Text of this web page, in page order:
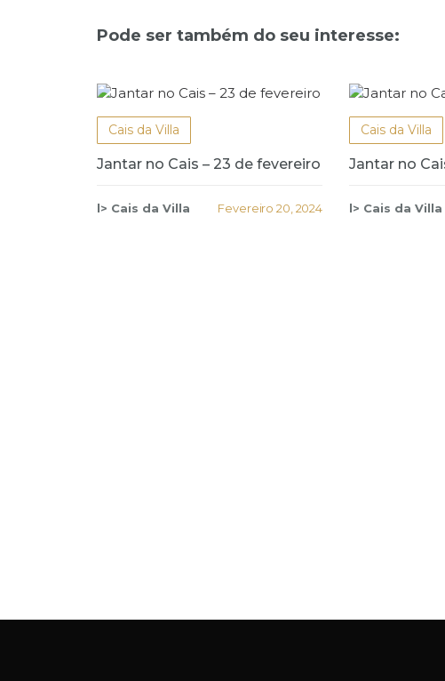
Pode ser também do seu interesse:
Cais da Villa
Jantar no Cais – 23 de fevereiro
l> Cais da Villa Fevereiro 20, 2024
Cais da Villa
Jantar no
l> Cais da Villa